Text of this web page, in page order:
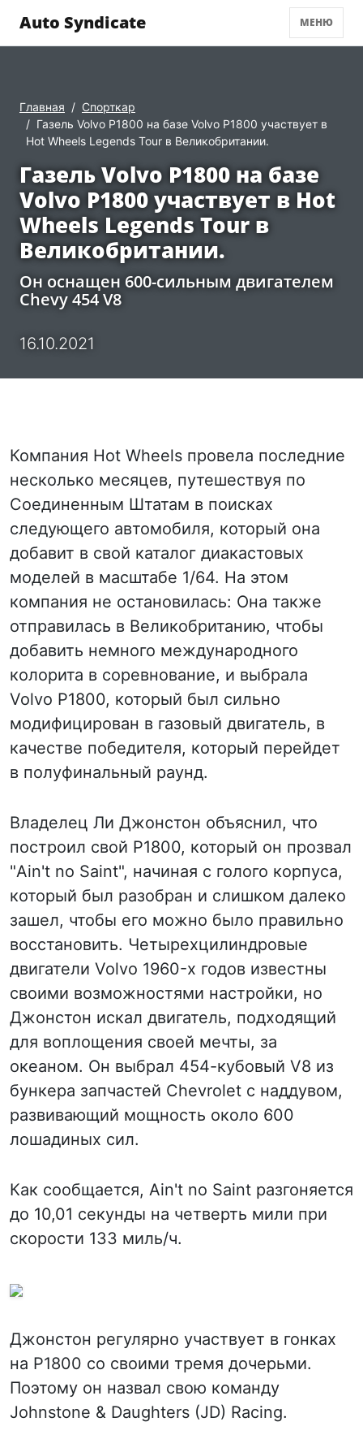
Auto Syndicate МЕНЮ
Главная
Спорткар
Газель Volvo P1800 на базе Volvo P1800 участвует в
Hot Wheels Legends Tour в Великобритании.
Газель Volvo P1800 на базе
Volvo P1800 участвует в Hot
Wheels Legends Tour в
Великобритании.
Он оснащен 600-сильным двигателем
Chevy 454 V8
16.10.2021
Компания Hot Wheels провела последние
несколько месяцев, путешествуя по
Соединенным Штатам в поисках
следующего автомобиля, который она
добавит в свой каталог диакастовых
моделей в масштабе 1/64. На этом
компания не остановилась: Она также
отправилась в Великобританию, чтобы
добавить немного международного
колорита в соревнование, и выбрала
Volvo P1800, который был сильно
модифицирован в газовый двигатель, в
качестве победителя, который перейдет
в полуфинальный раунд.
Владелец Ли Джонстон объяснил, что
построил свой P1800, который он прозвал
"Ain't no Saint", начиная с голого корпуса,
который был разобран и слишком далеко
зашел, чтобы его можно было правильно
восстановить. Четырехцилиндровые
двигатели Volvo 1960-х годов известны
своими возможностями настройки, но
Джонстон искал двигатель, подходящий
для воплощения своей мечты, за
океаном. Он выбрал 454-кубовый V8 из
бункера запчастей Chevrolet с наддувом,
развивающий мощность около 600
лошадиных сил.
Как сообщается, Ain't no Saint разгоняется
до 10,01 секунды на четверть мили при
скорости 133 миль/ч.
Джонстон регулярно участвует в гонках
на P1800 со своими тремя дочерьми.
Поэтому он назвал свою команду
Johnstone & Daughters (JD) Racing.